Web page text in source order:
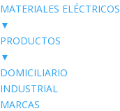
MATERIALES ELÉCTRICOS
▼
PRODUCTOS
▼
DOMICILIARIO
INDUSTRIAL
MARCAS